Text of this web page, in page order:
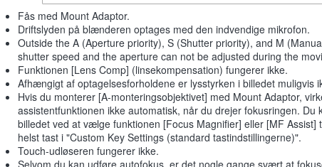
Fås med Mount Adaptor.
Driftslyden på blænderen optages med den indvendige mikrofon.
Outside the A (Aperture priority), S (Shutter priority), and M
shutter speed and the aperture can not be adjusted during the
Funktionen [Lens Comp] (linsekompensation) fungerer ikke.
Afhængigt af optagelsesforholdene er lysstyrken i billedet muligvis
Hvis du monterer [A-monteringsobjektivet] med Mount Adaptor,
assistentfunktionen ikke automatisk, når du drejer fokusringen. Du
billedet ved at vælge funktionen [Focus Magnifier] eller [MF Assist]
helst tast i "Custom Key Settings (standard tastindstillingerne)".
Touch-udløseren fungerer ikke.
Selvom du kan udføre autofokus, er det nogle gange svært at